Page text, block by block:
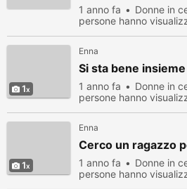
1 anno fa Donne in
persone hanno
1
Enna
Si sta bene insieme
1 anno fa Donne in
persone hanno
1
Enna
Cerco un ragazzo
1 anno fa Donne in
persone hanno